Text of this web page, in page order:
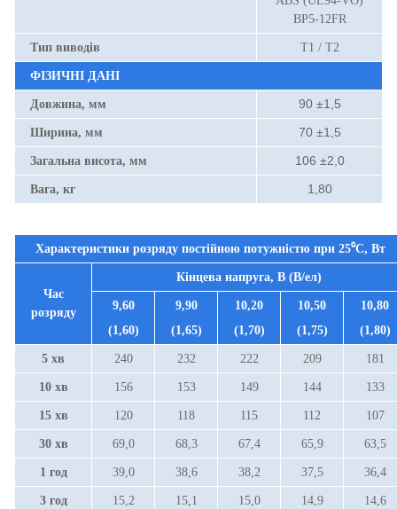
BP5-12FR
Тип виводів T1 / T2
ФІЗИЧНІ ДАНІ
Довжина, мм 90 ±1,5
Ширина, мм 70 ±1,5
Загальна висота, мм 106 ±2,0
Вага, кг 1,80
Характеристики розряду постійною потужністю при 25⁰С, Вт
Час
розряду
Кінцева напруга, В (В/ел)
9,60
(1,60)
9,90
(1,65)
10,20
(1,70)
10,50
(1,75)
10,80
(1,80)
5 хв 240 232 222 209 181
10 хв 156 153 149 144 133
15 хв 120 118 115 11 2 107
30 хв 69,0 68,3 67,4 65,9 63,5
1 год 39,0 38,6 38, 2 37, 5 36, 4
3 год 15,2 15,1 15,0 14, 9 14, 6